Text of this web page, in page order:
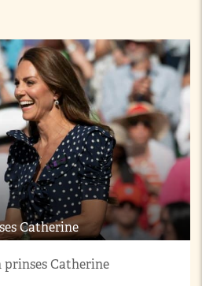
Catherine
prinses Catherine